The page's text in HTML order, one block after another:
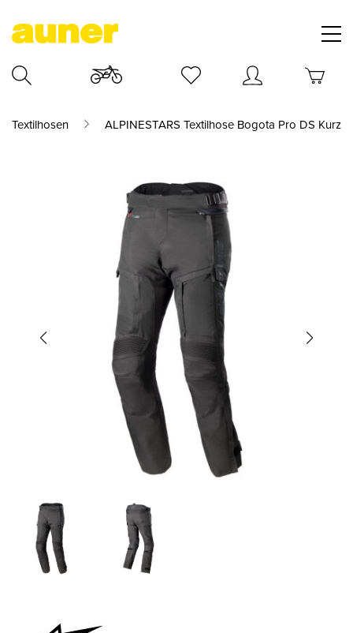
Textilhosen ALPINESTARS Textilhose Bogota Pro DS Kurz